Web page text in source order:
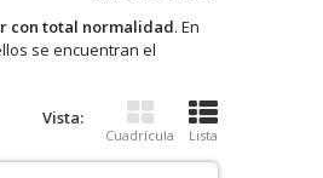
con total normalidad. En
se encuentran el
Vista:
Cuadrícula Lista